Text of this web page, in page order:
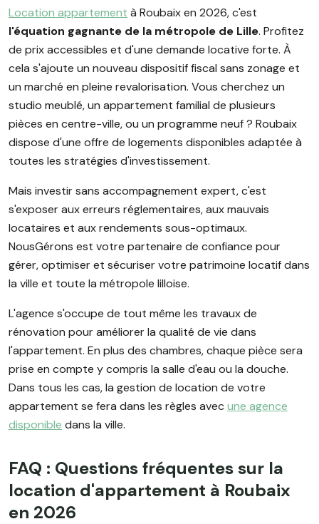
Location appartement à Roubaix en 2026, c'est
l'équation gagnante de la métropole de Lille. Profitez
de prix accessibles et d'une demande locative forte. À
cela s'ajoute un nouveau dispositif fiscal sans zonage et
un marché en pleine revalorisation. Vous cherchez un
studio meublé, un appartement familial de plusieurs
pièces en centre-ville, ou un programme neuf ? Roubaix
dispose d'une offre de logements disponibles adaptée à
toutes les stratégies d'investissement.
Mais investir sans accompagnement expert, c'est
s'exposer aux erreurs réglementaires, aux mauvais
locataires et aux rendements sous-optimaux.
NousGérons est votre partenaire de confiance pour
gérer, optimiser et sécuriser votre patrimoine locatif dans
la ville et toute la métropole lilloise.
L'agence s'occupe de tout même les travaux de
rénovation pour améliorer la qualité de vie dans
l'appartement. En plus des chambres, chaque pièce sera
prise en compte y compris la salle d'eau ou la douche.
Dans tous les cas, la gestion de location de votre
appartement se fera dans les règles avecune agence
disponible dans la ville.
FAQ : Questions fréquentes sur la
location d'appartement à Roubaix
en 2026